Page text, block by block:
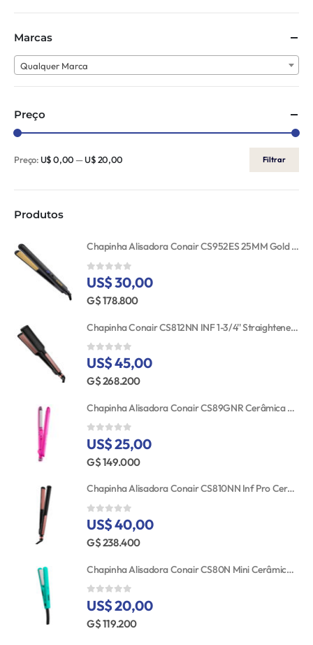
Marcas
Qualquer Marca
Preço
Filtrar
Preço:U$ 0,00—U$ 20,00
Produtos
Chapinha Alisadora Conair CS952ES 25MM Gold Ceramic 110V
0 out of 5
US$ 30,00
G$ 178.800
Chapinha Conair CS812NN INF 1-3/4'' Straightener RSE/GLD TGT
0 out of 5
US$ 45,00
G$ 268.200
Chapinha Alisadora Conair CS89GNR Cerâmica Turmalina 25MM Bivolt
0 out of 5
US$ 25,00
G$ 149.000
Chapinha Alisadora Conair CS810NN Inf Pro Cerâmica 25MM 110V
0 out of 5
US$ 40,00
G$ 238.400
Chapinha Alisadora Conair CS80N Mini Cerâmica Bivolt
0 out of 5
US$ 20,00
G$ 119.200